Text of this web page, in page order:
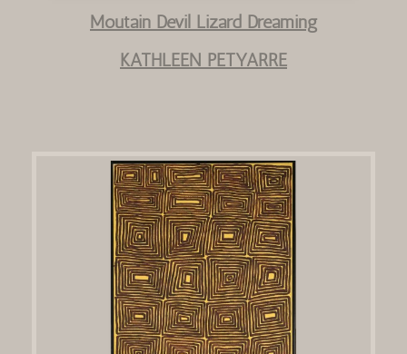
Moutain Devil Lizard Dreaming
KATHLEEN PETYARRE